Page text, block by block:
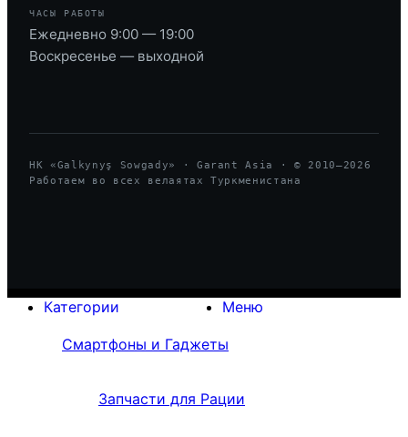
ЧАСЫ РАБОТЫ
Ежедневно 9:00 — 19:00
Воскресенье — выходной
HK «Galkynyş Sowgady» · Garant Asia · © 2010—2026
Работаем во всех велаятах Туркменистана
Меню
Категории
Смартфоны и Гаджеты
Запчасти для Рации